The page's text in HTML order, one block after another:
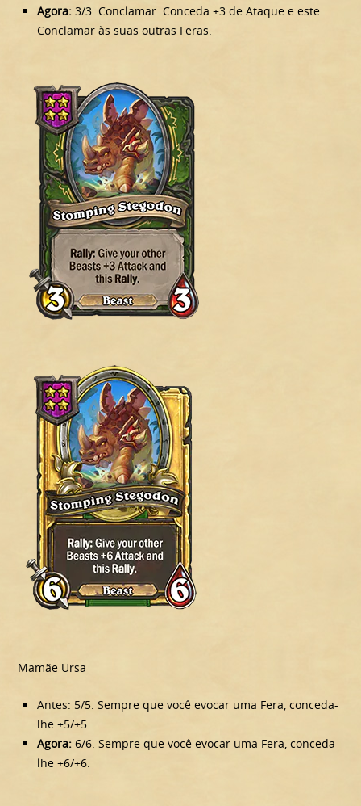
Agora: 3/3. Conclamar: Conceda +3 de Ataque e este
Conclamar às suas outras Feras.
Mamãe Ursa
Antes: 5/5. Sempre que você evocar uma Fera, conceda-
lhe +5/+5.
Agora: 6/6. Sempre que você evocar uma Fera, conceda-
lhe +6/+6.